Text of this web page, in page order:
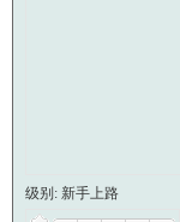
级别: 新手上路